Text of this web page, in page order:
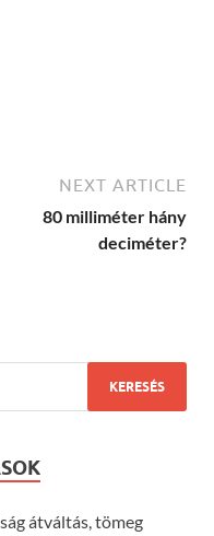
NEXT ARTICLE
80 milliméter hány
deciméter?
átváltás, tömeg